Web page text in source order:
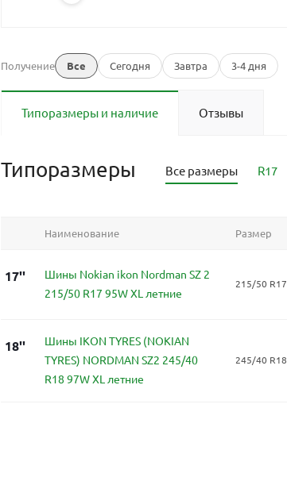
Получение Все Сегодня Завтра 3-4 дня
Типоразмеры и наличие Отзывы
Типоразмеры Все размеры R17
Наименование Размер
17''
Шины Nokian ikon Nordman SZ 2
215/50 R17 95W XL летние
215/50 R17
18''
Шины IKON TYRES (NOKIAN
TYRES) NORDMAN SZ2 245/40
R18 97W XL летние
245/40 R18